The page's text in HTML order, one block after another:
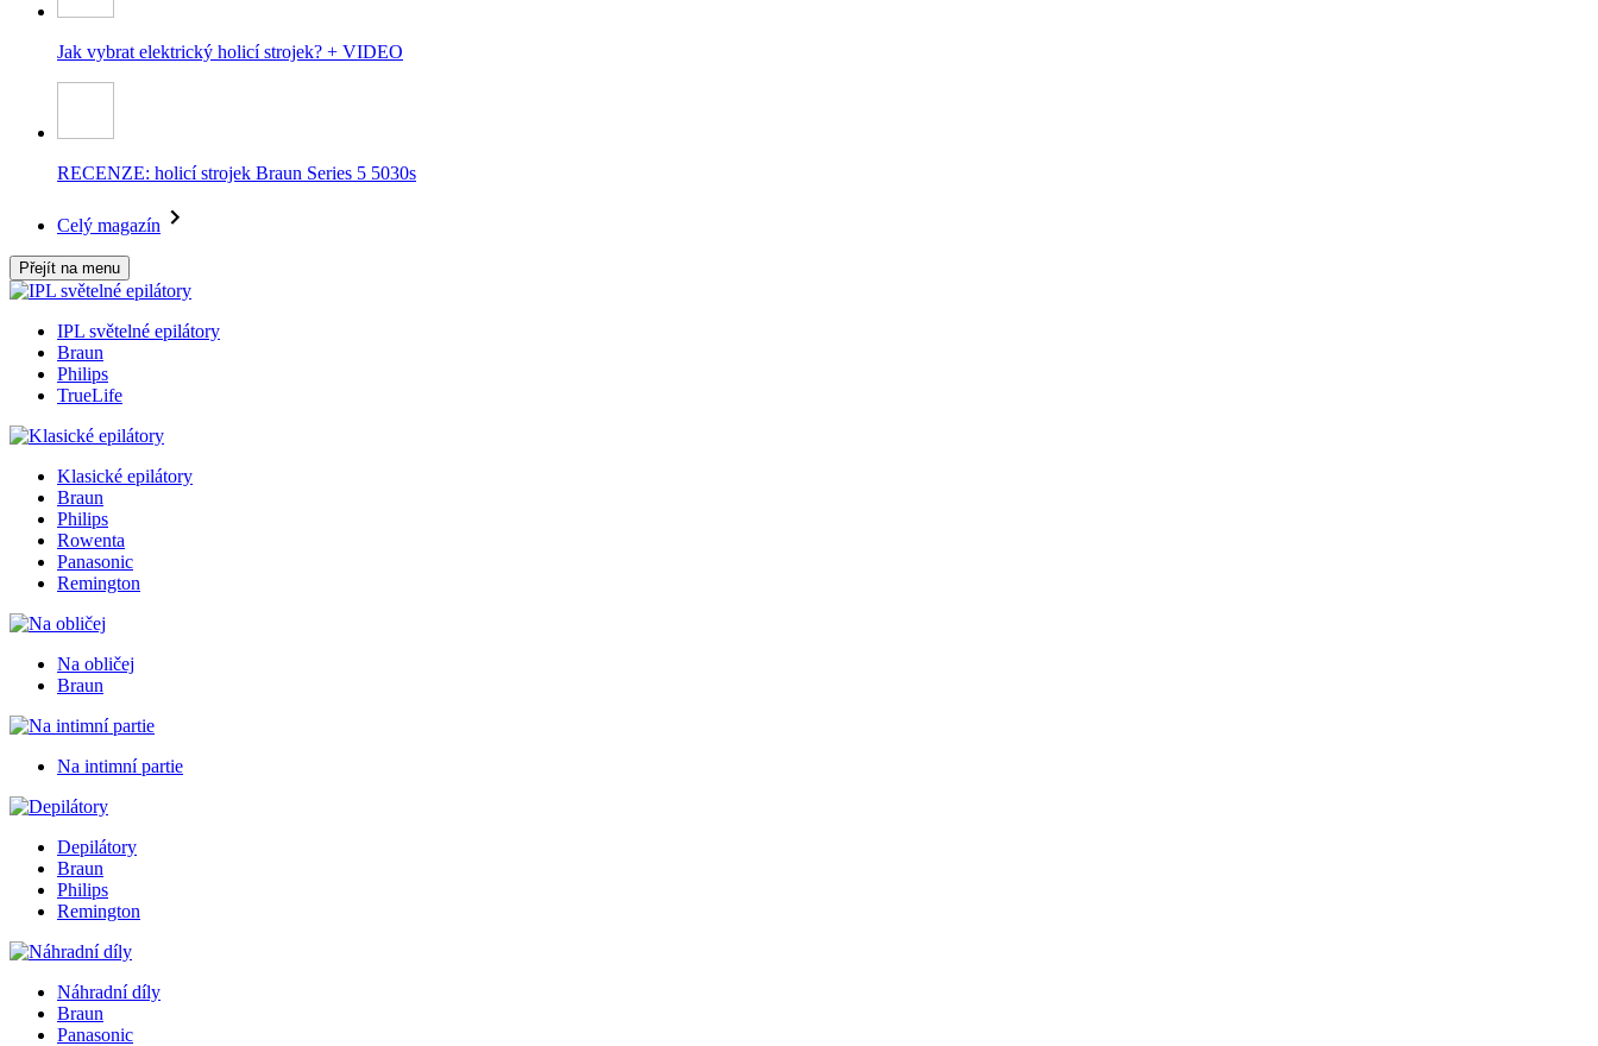
Jak vybrat elektrický holicí strojek? + VIDEO
RECENZE: holicí strojek Braun Series 5 5030s
Celý magazín
Přejít na menu
IPL světelné epilátory
Braun
Philips
TrueLife
Klasické epilátory
Braun
Philips
Rowenta
Panasonic
Remington
Na obličej
Braun
Na intimní partie
Depilátory
Braun
Philips
Remington
Náhradní díly
Braun
Panasonic